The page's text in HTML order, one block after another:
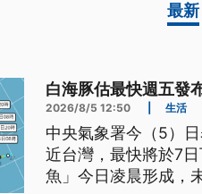
最新
白海豚估最快週五發
2026/8/5 12:50 生活
中央氣象署今（5）
近台灣，最快將於7
魚」今日凌晨形成，